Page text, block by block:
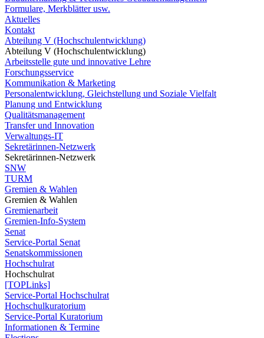
Formulare, Merkblätter usw.
Aktuelles
Kontakt
Abteilung V (Hochschulentwicklung)
Abteilung V (Hochschulentwicklung)
Arbeitsstelle gute und innovative Lehre
Forschungsservice
Kommunikation & Marketing
Personalentwicklung, Gleichstellung und Soziale Vielfalt
Planung und Entwicklung
Qualitätsmanagement
Transfer und Innovation
Verwaltungs-IT
Sekretärinnen-Netzwerk
Sekretärinnen-Netzwerk
SNW
TURM
Gremien & Wahlen
Gremien & Wahlen
Gremienarbeit
Gremien-Info-System
Senat
Service-Portal Senat
Senatskommissionen
Hochschulrat
Hochschulrat
[TOPLinks]
Service-Portal Hochschulrat
Hochschulkuratorium
Service-Portal Kuratorium
Informationen & Termine